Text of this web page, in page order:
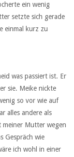
ein wenig
setzte sich gerade
einmal kurz zu
was passiert ist. Er
sie. Meike nickte
so vor wie auf
alles andere als
meiner Mutter wegen
Gespräch wie
ich wohl in einer